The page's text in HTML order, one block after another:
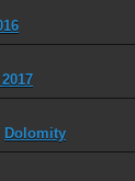
Dolomity